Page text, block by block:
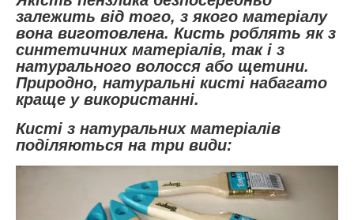
залежить від того, з якого матеріалу
вона виготовлена. Кисть роблять як з
синтетичних матеріалів, так і з
натурального волосся або щетини.
Природно, натуральні кисті набагато
краще у використанні.
Кисті з натуральних матеріалів
поділяються на три види: